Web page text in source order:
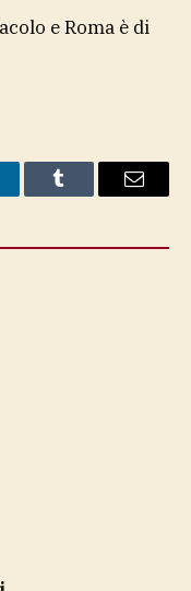
e Roma è di
Tumblr Email